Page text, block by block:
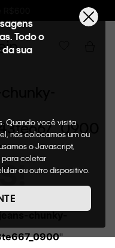
Ganhe 10% de GIFTBACK
Todo o
sua
Quando você visita
nós colocamos um ou
o Javascript,
para coletar
ou outro dispositivo.
usaremos e quais
os dados
você visita nosso site,
específica para
resultado
"